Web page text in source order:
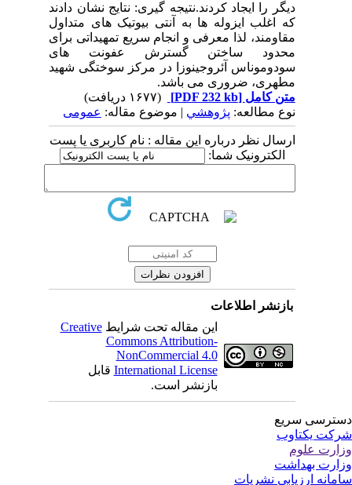
دیگر را ایجاد کردند.نتیجه گیری: نتایج نشان دادند
که اغلب ایزوله ها به آنتی بیوتیک های متداول
مقاومند، لذا معرفی و انجام سریع تمهیداتی برای
محدود ساختن گسترش عفونت های
سودوموناس آئروجینوزا در مرکز سوختگی شهید
مطهری، ضروری می باشد.
متن کامل[PDF 232 kb]
نوع مطالعه:پژوهشي| موضوع مقاله:عمومى
ارسال نظر درباره این مقاله : نام کاربری یا پست
الکترونیک شما:
بازنشر اطلاعات
این مقاله تحت شرایطCreative
Commons Attribution-
NonCommercial 4.0
International Licenseقابل
بازنشر است.
سریع
یکتاوب
علوم
بهداشت
ارزیابی نشریات